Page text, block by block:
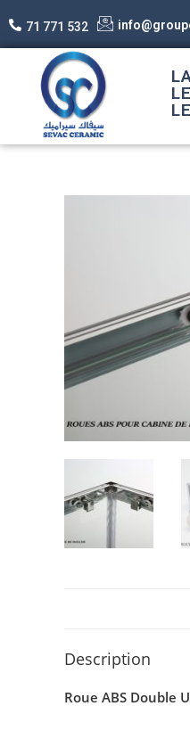
71 771 532
Description
Roue ABS Double